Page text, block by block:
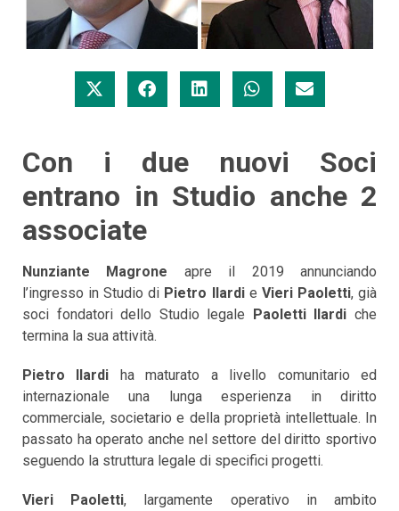
Con i due nuovi Soci
entrano in Studio anche 2
associate
Nunziante Magrone apre il 2019 annunciando
l’ingresso in Studio di Pietro Ilardie Vieri Paoletti, già
soci fondatori dello Studio legale Paoletti Ilardiche
termina la sua attività.
Pietro Ilardi ha maturato a livello comunitario ed
internazionale una lunga esperienza in diritto
commerciale, societario e della proprietà intellettuale. In
passato ha operato anche nel settore del diritto sportivo
seguendo la struttura legale di specifici progetti.
Vieri Paoletti, largamente operativo in ambito